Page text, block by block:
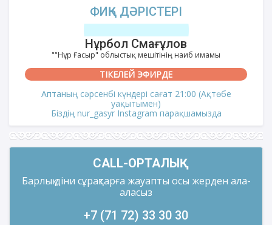
ФИҚҺ ДӘРІСТЕРІ
Нұрбол Смағұлов
""Нұр Ғасыр" облыстық мешітінің наиб имамы
ТІКЕЛЕЙ ЭФИРДЕ
Аптаның сәрсенбі күндері сағат 21:00 (Ақтөбе
уақытымен)
Біздің nur_gasyr Instagram парақшамызда
CALL-ОРТАЛЫҚ
Барлық діни сұрақтарға жауапты осы жерден ала-
аласыз
+7 (71 72) 33 30 30